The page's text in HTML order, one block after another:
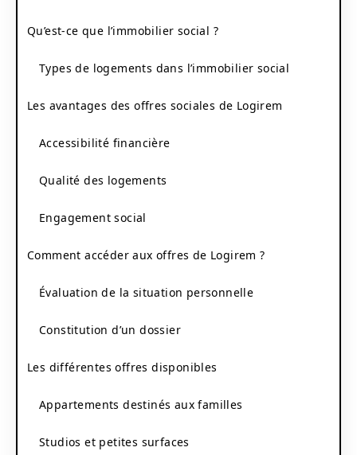
Qu’est-ce que l’immobilier social ?
Types de logements dans l’immobilier social
Les avantages des offres sociales de Logirem
Accessibilité financière
Qualité des logements
Engagement social
Comment accéder aux offres de Logirem ?
Évaluation de la situation personnelle
Constitution d’un dossier
Les différentes offres disponibles
Appartements destinés aux familles
Studios et petites surfaces